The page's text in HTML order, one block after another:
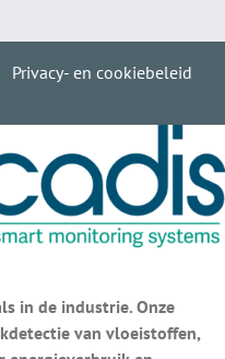
Privacy- en cookiebeleid
in de industrie. Onze
van vloeistoffen,